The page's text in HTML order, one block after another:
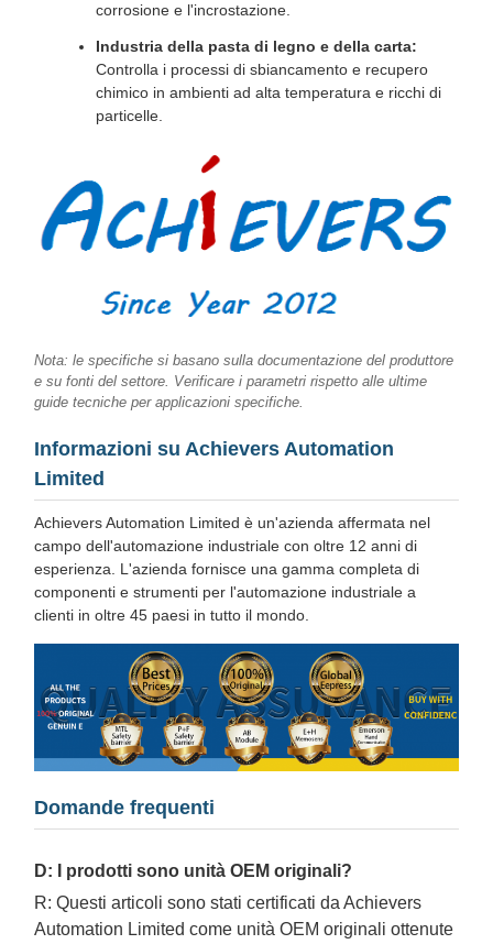
corrosione e l'incrostazione.
Industria della pasta di legno e della carta:
Controlla i processi di sbiancamento e recupero
chimico in ambienti ad alta temperatura e ricchi di
particelle.
Nota: le specifiche si basano sulla documentazione del produttore
e su fonti del settore. Verificare i parametri rispetto alle ultime
guide tecniche per applicazioni specifiche.
Informazioni su Achievers Automation
Limited
Achievers Automation Limited è un'azienda affermata nel
campo dell'automazione industriale con oltre 12 anni di
esperienza. L'azienda fornisce una gamma completa di
componenti e strumenti per l'automazione industriale a
clienti in oltre 45 paesi in tutto il mondo.
Domande frequenti
D: I prodotti sono unità OEM originali?
R: Questi articoli sono stati certificati da Achievers
Automation Limited come unità OEM originali ottenute